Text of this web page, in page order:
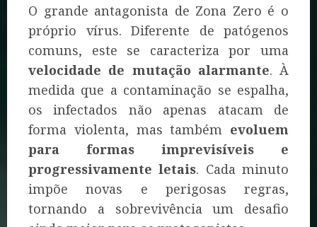
O grande antagonista de Zona Zero é o
próprio vírus. Diferente de patógenos
comuns, este se caracteriza por uma
velocidade de mutação alarmante. À
medida que a contaminação se espalha,
os infectados não apenas atacam de
forma violenta, mas também evoluem
para formas imprevisíveis e
progressivamente letais. Cada minuto
impõe novas e perigosas regras,
tornando a sobrevivência um desafio